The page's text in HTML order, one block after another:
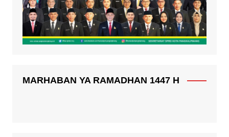
MARHABAN YA RAMADHAN 1447 H